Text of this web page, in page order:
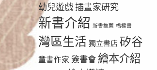
幼兒遊戲插畫家研究
新書介紹 新書推薦 橋樑書
灣區生活 獨立書店 矽谷
童書作家 簽書會 繪本介紹